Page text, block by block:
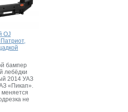
OJ
бампер
лебёдки
2014 УАЗ
«Пикап».
не